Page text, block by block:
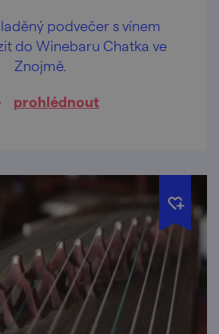
podvečer s vínem
do Winebaru Chatka ve
Znojmě.
prohlédnout